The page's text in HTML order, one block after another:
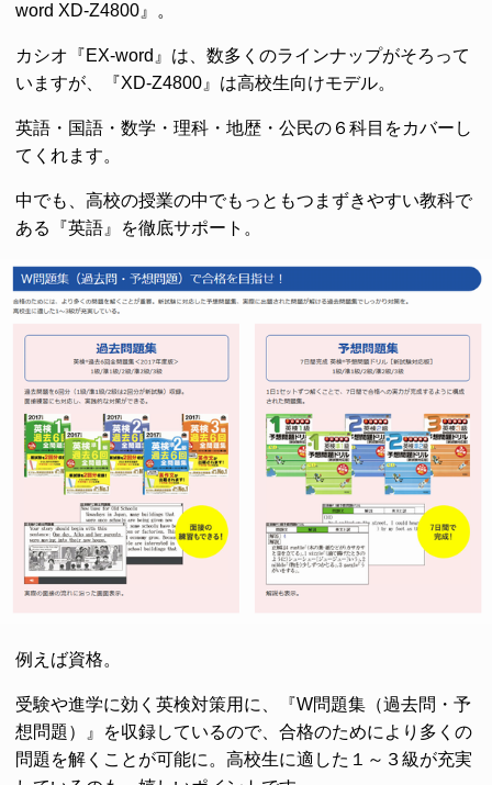
word XD-Z4800』。
カシオ『EX-word』は、数多くのラインナップがそろって
いますが、『XD-Z4800』は高校生向けモデル。
英語・国語・数学・理科・地歴・公民の６科目をカバーし
てくれます。
中でも、高校の授業の中でもっともつまずきやすい教科で
ある『英語』を徹底サポート。
例えば資格。
受験や進学に効く英検対策用に、『W問題集（過去問・予
想問題）』を収録しているので、合格のためにより多くの
問題を解くことが可能に。高校生に適した１～３級が充実